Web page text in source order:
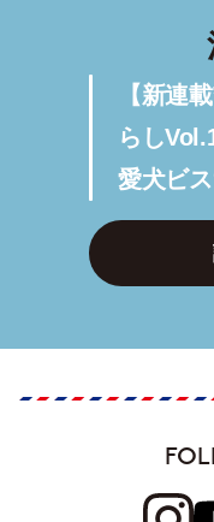
【新連
らし
愛犬ビス